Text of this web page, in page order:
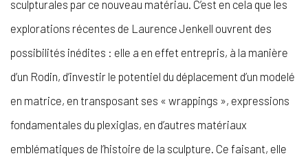
sculpturales par ce nouveau matériau. C’est en cela que les
explorations récentes de Laurence Jenkell ouvrent des
possibilités inédites : elle a en effet entrepris, à la manière
d’un Rodin, d’investir le potentiel du déplacement d’un modelé
en matrice, en transposant ses « wrappings », expressions
fondamentales du plexiglas, en d’autres matériaux
emblématiques de l’histoire de la sculpture. Ce faisant, elle